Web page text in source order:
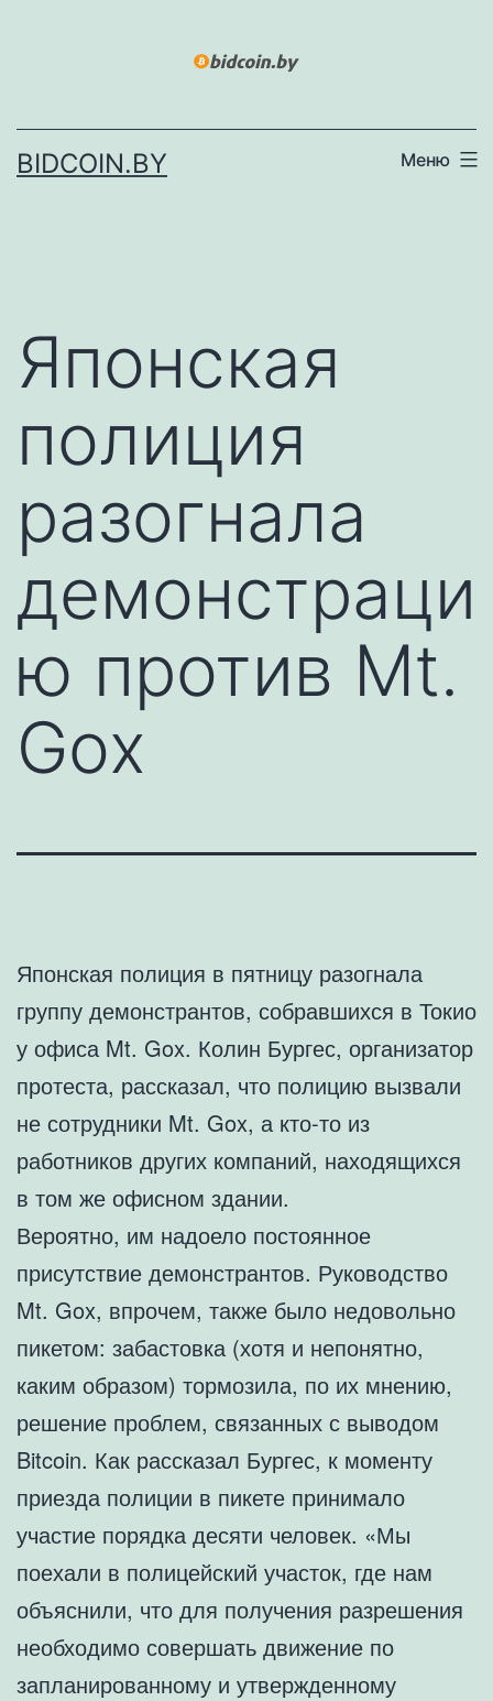
BIDCOIN.BY Меню
Японская
полиция
разогнала
демонстраци
ю против Mt.
Gox
Японская полиция в пятницу разогнала
группу демонстрантов, собравшихся в Токио
у офиса Mt. Gox. Колин Бургес, организатор
протеста, рассказал, что полицию вызвали
не сотрудники Mt. Gox, а кто-то из
работников других компаний, находящихся
в том же офисном здании.
Вероятно, им надоело постоянное
присутствие демонстрантов. Руководство
Mt. Gox, впрочем, также было недовольно
пикетом: забастовка (хотя и непонятно,
каким образом) тормозила, по их мнению,
решение проблем, связанных с выводом
Bitcoin. Как рассказал Бургес, к моменту
приезда полиции в пикете принимало
участие порядка десяти человек. «Мы
поехали в полицейский участок, где нам
объяснили, что для получения разрешения
необходимо совершать движение по
запланированному и утвержденному